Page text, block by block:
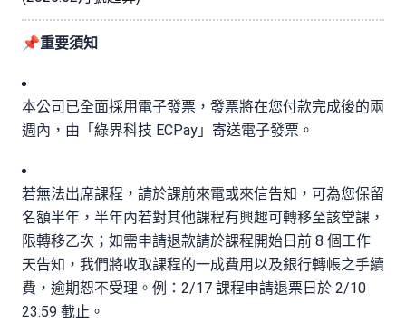
📌重要須知
本公司已全面採用電子發票，發票將在您付款完成後的兩
週內，由「綠界科技 ECPay」寄送電子發票。
若無法出席課程，請於課前來電或來信告知，可為您保留
名額半年，半年內若對其他課程有興趣可轉移至該堂課，
限轉移乙次；如需申請退款請於課程開始日前 8 個工作
天告知，我們將收取課程的一成費用以及銀行轉帳之手續
費，逾期恕不受理。例：2/17 課程申請退票日於 2/10
23:59 截止。